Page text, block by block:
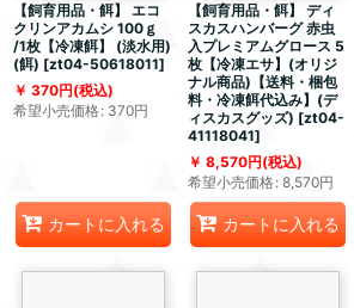
【飼育用品・餌】 エコ
クリンアカムシ 100ｇ
/1枚【冷凍餌】 (淡水用)
(餌) [zt04-50618011]
370円(税込)
希望小売価格: 370円
カートに入れる
【飼育用品・餌】 ディ
スカスハンバーグ 赤虫
入プレミアムグロース 5
枚【冷凍エサ】(オリジ
ナル商品)【送料・梱包
料・冷凍餌代込み】(デ
ィスカスグッズ) [zt04-
41118041]
8,570円(税込)
希望小売価格: 8,570円
カートに入れる